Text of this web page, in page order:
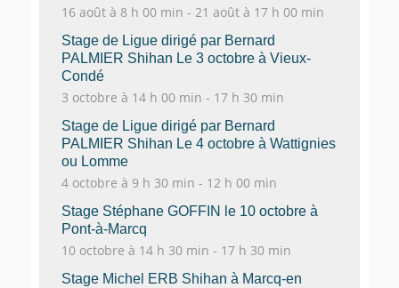
16 août à 8 h 00 min - 21 août à 17 h 00 min
Stage de Ligue dirigé par Bernard
PALMIER Shihan Le 3 octobre à Vieux-
Condé
3 octobre à 14 h 00 min - 17 h 30 min
Stage de Ligue dirigé par Bernard
PALMIER Shihan Le 4 octobre à Wattignies
ou Lomme
4 octobre à 9 h 30 min - 12 h 00 min
Stage Stéphane GOFFIN le 10 octobre à
Pont-à-Marcq
10 octobre à 14 h 30 min - 17 h 30 min
Stage Michel ERB Shihan à Marcq-en